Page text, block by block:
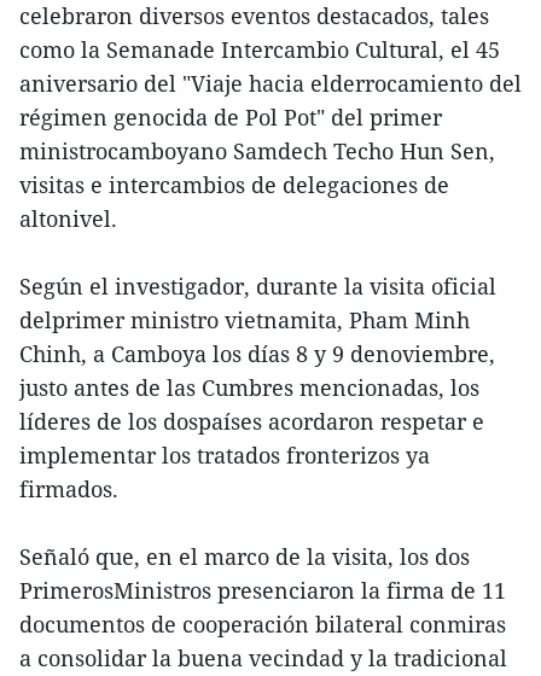
celebraron diversos eventos destacados, tales
como la Semanade Intercambio Cultural, el 45
aniversario del "Viaje hacia elderrocamiento del
régimen genocida de Pol Pot" del primer
ministrocamboyano Samdech Techo Hun Sen,
visitas e intercambios de delegaciones de
altonivel.
Según el investigador, durante la visita oficial
delprimer ministro vietnamita, Pham Minh
Chinh, a Camboya los días 8 y 9 denoviembre,
justo antes de las Cumbres mencionadas, los
líderes de los dospaíses acordaron respetar e
implementar los tratados fronterizos ya
firmados.
Señaló que, en el marco de la visita, los dos
PrimerosMinistros presenciaron la firma de 11
documentos de cooperación bilateral conmiras
a consolidar la buena vecindad y la tradicional